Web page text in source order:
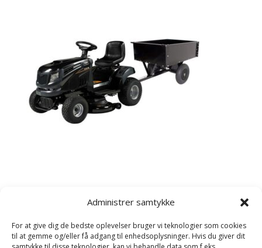
Administrer samtykke
For at give dig de bedste oplevelser bruger vi teknologier som cookies
til at gemme og/eller få adgang til enhedsoplysninger. Hvis du giver dit
Plæneklipper